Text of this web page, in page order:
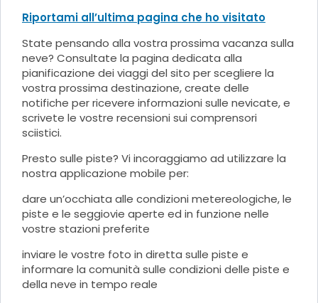
Riportami all’ultima pagina che ho visitato
State pensando alla vostra prossima vacanza sulla
neve? Consultate la pagina dedicata alla
pianificazione dei viaggi del sito per scegliere la
vostra prossima destinazione, create delle
notifiche per ricevere informazioni sulle nevicate, e
scrivete le vostre recensioni sui comprensori
sciistici.
Presto sulle piste? Vi incoraggiamo ad utilizzare la
nostra applicazione mobile per:
dare un’occhiata alle condizioni metereologiche, le
piste e le seggiovie aperte ed in funzione nelle
vostre stazioni preferite
inviare le vostre foto in diretta sulle piste e
informare la comunità sulle condizioni delle piste e
della neve in tempo reale